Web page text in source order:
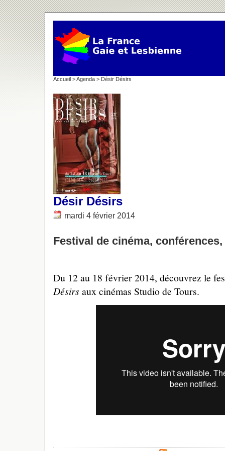
Accueil >Agenda > Désir Désirs
Désir Désirs
mardi 4 février 2014
Festival de cinéma,
Du 12 au 18 février 2014, découvrez le
Désirsaux cinémas Studio de Tours.